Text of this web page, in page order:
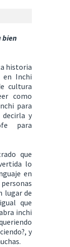
bien
historia
en Inchi
cultura
como
para
decirla y
para
que
lo
en
lugar de
que
inchi
y